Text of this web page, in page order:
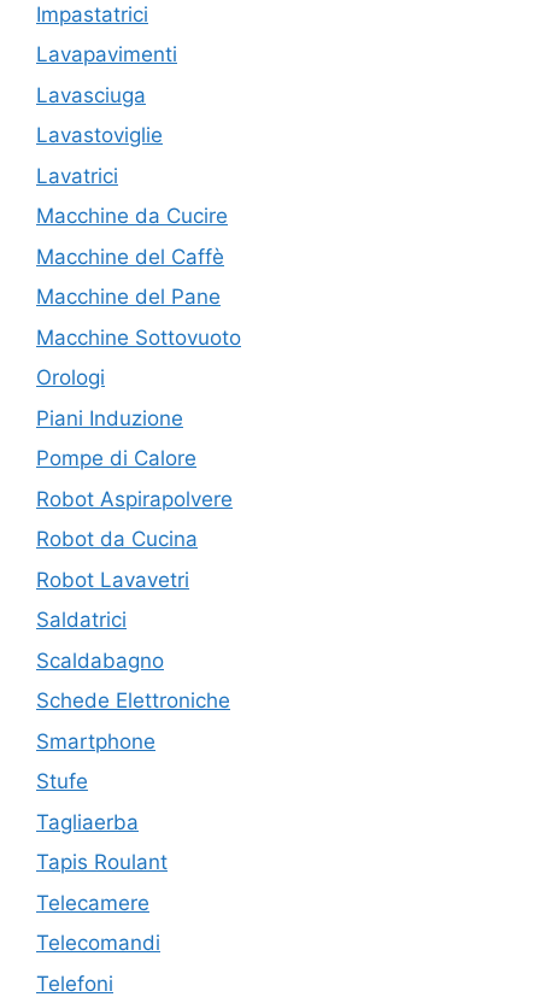
Impastatrici
Lavapavimenti
Lavasciuga
Lavastoviglie
Lavatrici
Macchine da Cucire
Macchine del Caffè
Macchine del Pane
Macchine Sottovuoto
Orologi
Piani Induzione
Pompe di Calore
Robot Aspirapolvere
Robot da Cucina
Robot Lavavetri
Saldatrici
Scaldabagno
Schede Elettroniche
Smartphone
Stufe
Tagliaerba
Tapis Roulant
Telecamere
Telecomandi
Telefoni